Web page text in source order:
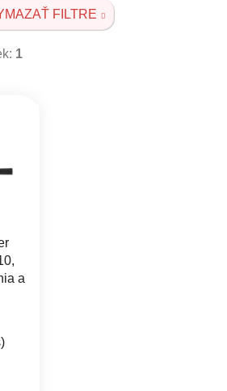
FILTRE
1
a